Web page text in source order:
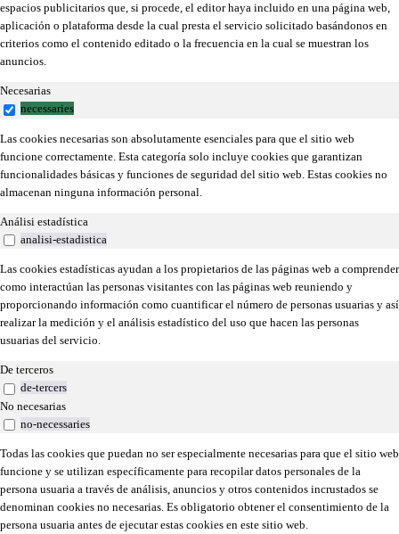
espacios publicitarios que, si procede, el editor haya incluido en una página web,
aplicación o plataforma desde la cual presta el servicio solicitado basándonos en
criterios como el contenido editado o la frecuencia en la cual se muestran los
anuncios.
Necesarias
necessaries
Las cookies necesarias son absolutamente esenciales para que el sitio web
funcione correctamente. Esta categoría solo incluye cookies que garantizan
funcionalidades básicas y funciones de seguridad del sitio web. Estas cookies no
almacenan ninguna información personal.
Análisi estadística
analisi-estadistica
Las cookies estadísticas ayudan a los propietarios de las páginas web a comprender
como interactúan las personas visitantes con las páginas web reuniendo y
proporcionando información como cuantificar el número de personas usuarias y así
realizar la medición y el análisis estadístico del uso que hacen las personas
usuarias del servicio.
De terceros
de-tercers
No necesarias
no-necessaries
Todas las cookies que puedan no ser especialmente necesarias para que el sitio web
funcione y se utilizan específicamente para recopilar datos personales de la
persona usuaria a través de análisis, anuncios y otros contenidos incrustados se
denominan cookies no necesarias. Es obligatorio obtener el consentimiento de la
persona usuaria antes de ejecutar estas cookies en este sitio web.